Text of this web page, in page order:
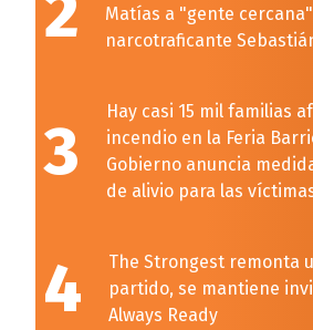
Matías a "gente
narcotraficante
3
Hay casi 15 mil familias
incendio en la Feria
Gobierno anuncia
de alivio para las
4
The Strongest remonta
partido, se mantiene
Always Ready